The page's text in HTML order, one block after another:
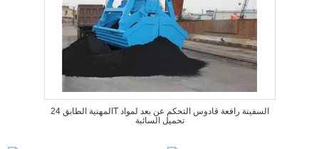
المهنية الطابق 24T السفينة رافعة قادوس التحكم عن بعد لمواد
تحميل السائبة